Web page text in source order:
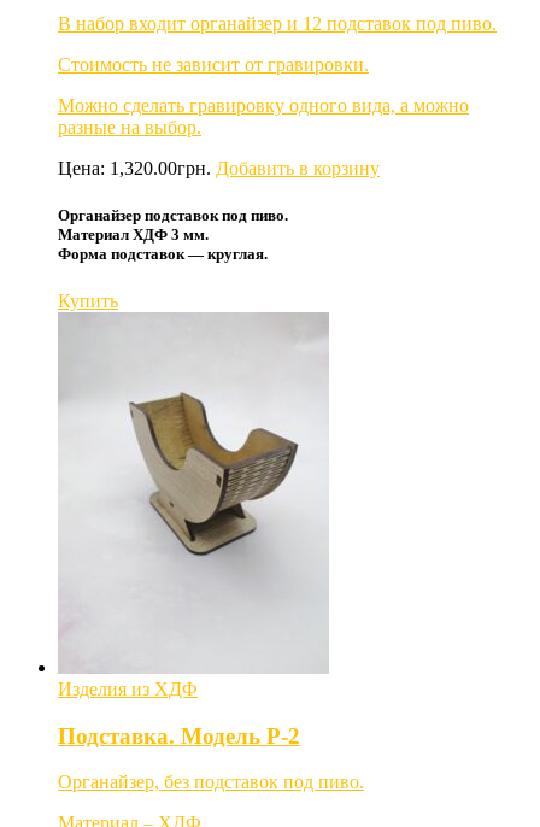
В набор входит органайзер и 12 подставок под пиво.
Стоимость не зависит от гравировки.
Можно сделать гравировку одного вида, а можно
разные на выбор.
Цена: 1,320.00грн. Добавить в корзину
Органайзер подставок под пиво.
Материал ХДФ 3 мм.
Форма подставок — круглая.
Купить
Изделия из ХДФ
Подставка. Модель P-2
Органайзер, без подставок под пиво.